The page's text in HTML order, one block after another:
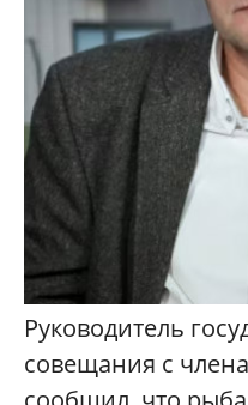
Руководитель
совещания с